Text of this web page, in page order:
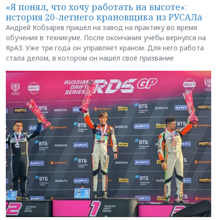
«Я понял, что хочу работать на высоте»:
история 20-летнего крановщика из РУСАЛа
Андрей Кобзарев пришёл на завод на практику во время
обучения в техникуме. После окончания учёбы вернулся на
КрАЗ. Уже три года он управляет краном. Для него работа
стала делом, в котором он нашёл своё призвание